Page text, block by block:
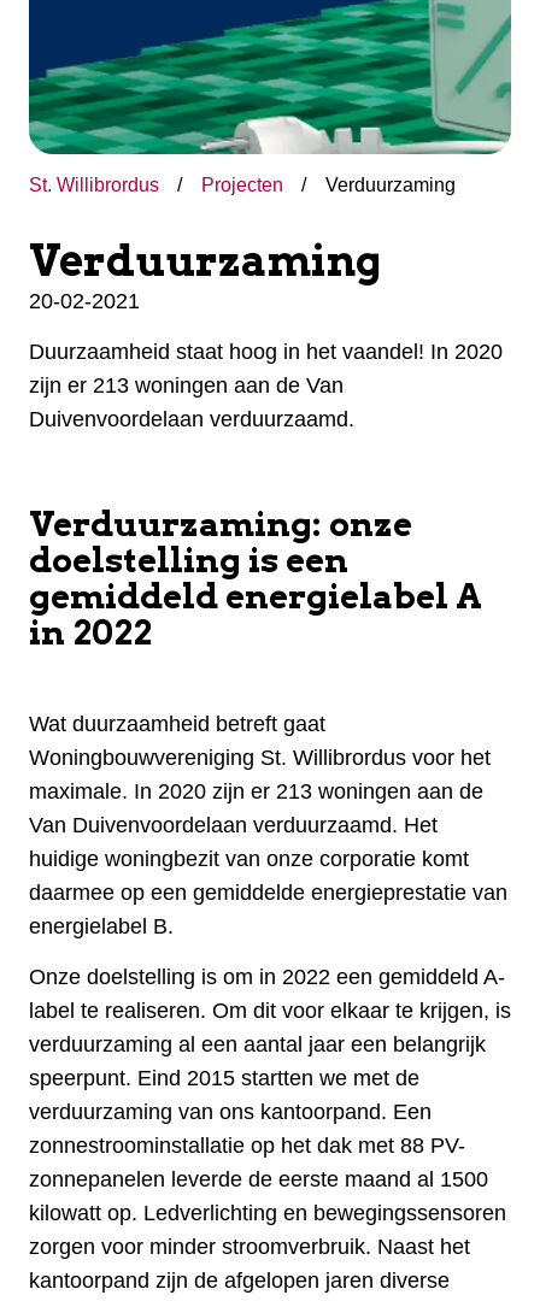
St. Willibrordus Projecten Verduurzaming
Verduurzaming
20-02-2021
Duurzaamheid staat hoog in het vaandel! In 2020
zijn er 213 woningen aan de Van
Duivenvoordelaan verduurzaamd.
Verduurzaming: onze
doelstelling is een
gemiddeld energielabel A
in 2022
Wat duurzaamheid betreft gaat
Woningbouwvereniging St. Willibrordus voor het
maximale. In 2020 zijn er 213 woningen aan de
Van Duivenvoordelaan verduurzaamd. Het
huidige woningbezit van onze corporatie komt
daarmee op een gemiddelde energieprestatie van
energielabel B.
​Onze doelstelling is om in 2022 een gemiddeld A-
label te realiseren. Om dit voor elkaar te krijgen, is
verduurzaming al een aantal jaar een belangrijk
speerpunt. Eind 2015 startten we met de
verduurzaming van ons kantoorpand. Een
zonnestroominstallatie op het dak met 88 PV-
zonnepanelen leverde de eerste maand al 1500
kilowatt op. Ledverlichting en bewegingssensoren
zorgen voor minder stroomverbruik. Naast het
kantoorpand zijn de afgelopen jaren diverse